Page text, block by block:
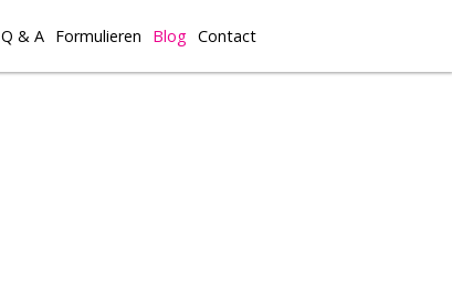
Q & A Formulieren Blog Contact